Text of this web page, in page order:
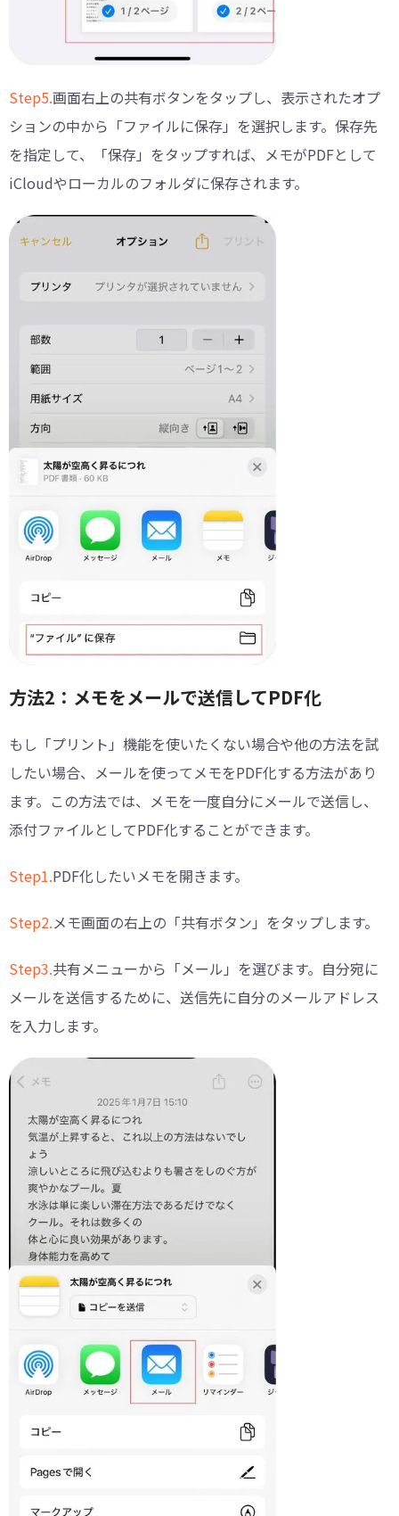
Step5.画面右上の共有ボタンをタップし、表示されたオプ
ションの中から「ファイルに保存」を選択します。保存先
を指定して、「保存」をタップすれば、メモがPDFとして
iCloudやローカルのフォルダに保存されます。
方法2：メモをメールで送信してPDF化
もし「プリント」機能を使いたくない場合や他の方法を試
したい場合、メールを使ってメモをPDF化する方法があり
ます。この方法では、メモを一度自分にメールで送信し、
添付ファイルとしてPDF化することができます。
Step1.PDF化したいメモを開きます。
Step2.メモ画面の右上の「共有ボタン」をタップします。
Step3.共有メニューから「メール」を選びます。自分宛に
メールを送信するために、送信先に自分のメールアドレス
を入力します。